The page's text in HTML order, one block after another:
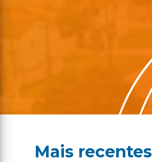
Mais recentes